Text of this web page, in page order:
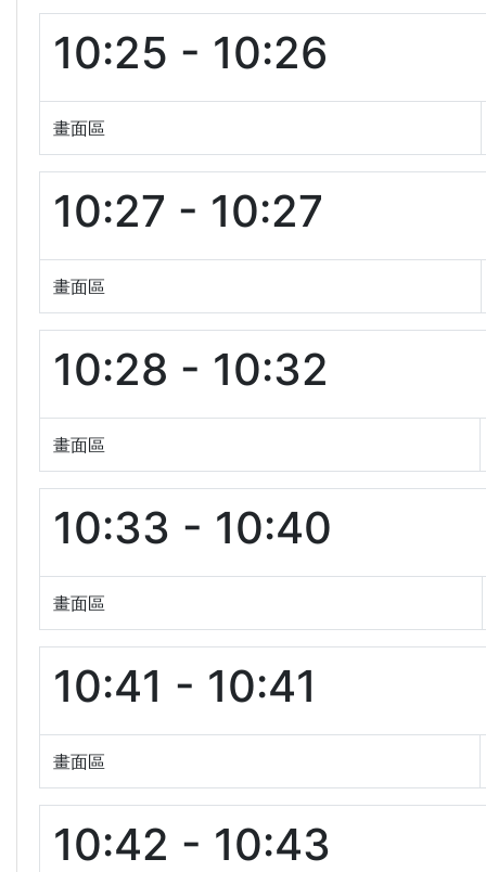
10:25 - 10:26
畫面區
10:27 - 10:27
畫面區
10:28 - 10:32
畫面區
10:33 - 10:40
畫面區
10:41 - 10:41
畫面區
10:42 - 10:43